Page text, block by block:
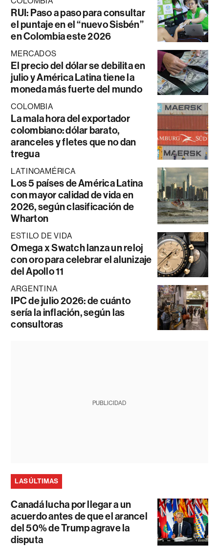
RUI: Paso a paso para consultar
el puntaje en el “nuevo Sisbén”
en Colombia este 2026
MERCADOS
El precio del dólar se debilita en
julio y América Latina tiene la
moneda más fuerte del mundo
COLOMBIA
La mala hora del exportador
colombiano: dólar barato,
aranceles y fletes que no dan
tregua
LATINOAMÉRICA
Los 5 países de América Latina
con mayor calidad de vida en
2026, según clasificación de
Wharton
ESTILO DE VIDA
Omega x Swatch lanza un reloj
con oro para celebrar el alunizaje
del Apollo 11
ARGENTINA
IPC de julio 2026: de cuánto
sería la inflación, según las
consultoras
PUBLICIDAD
LAS ÚLTIMAS
Canadá lucha por llegar a un
acuerdo antes de que el arancel
del 50% de Trump agrave la
disputa